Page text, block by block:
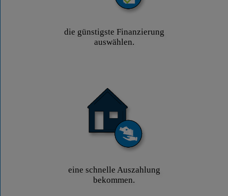
die günstigste Finanzierung
auswählen.
eine schnelle Auszahlung
bekommen.